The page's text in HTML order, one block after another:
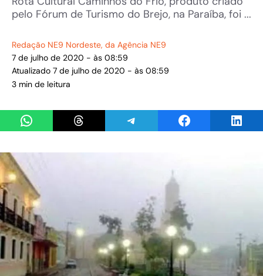
pelo Fórum de Turismo do Brejo, na Paraíba, foi ...
Redação NE9 Nordeste, da Agência NE9
7 de julho de 2020 - às 08:59
Atualizado 7 de julho de 2020 - às 08:59
3 min de leitura
Share on WhatsAppShare on ThreadsShare on TelegramShare on Facebook